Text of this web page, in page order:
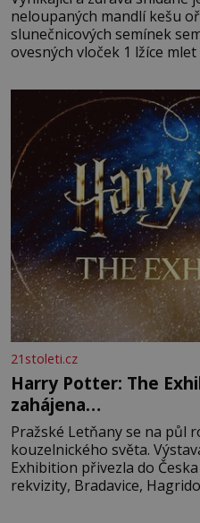
neloupaných mandlí kešu
slunečnicových semínek
ovesných vloček 1 lžíce mlet
21stoleti.cz
Harry Potter: The
zahájena…
Pražské Letňany se na půl
kouzelnického světa.
Exhibition přivezla do
rekvizity, Bradavice,